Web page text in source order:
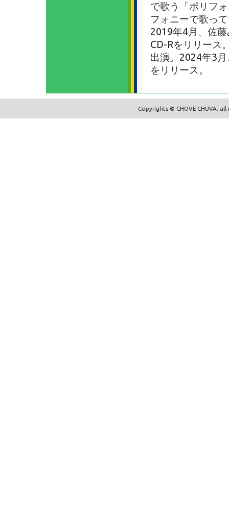
で歌う「ポリフ
フォニーで歌っ
2019年4月、佐
CD-Rをリリース
出演。2024年3
をリリース。
Copyrights © CHOVE CHUVA.